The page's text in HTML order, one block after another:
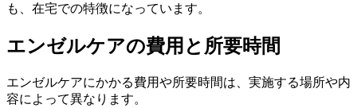
も、在宅での特徴になっています。
エンゼルケアの費用と所要時間
エンゼルケアにかかる費用や所要時間は、実施する場所や内
容によって異なります。